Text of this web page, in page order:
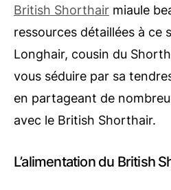
British Shorthair miaule
ressources détaillées à ce
Longhair, cousin du
vous séduire par sa
en partageant de
avec le British Shorthair.
L’alimentation du British